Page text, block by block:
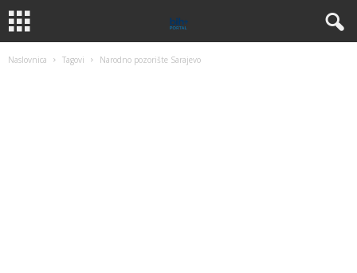
Naslovnica Tagovi Narodno pozorište Sarajevo